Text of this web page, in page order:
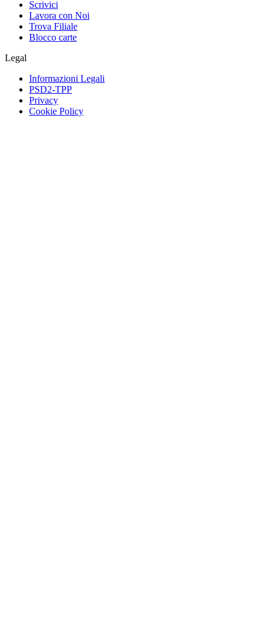
Scrivici
Lavora con Noi
Trova Filiale
Blocco carte
Legal
Informazioni Legali
PSD2-TPP
Privacy
Cookie Policy